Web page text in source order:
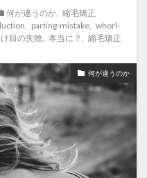
何が違うのか, 縮毛矯正
parting-mistake, whorl-
目の失敗 本当に？
縮毛矯正
何が違うのか
family-bonds
straightening-fail
で美容室探し
hair-follicle-shift
fail
bonds
individual-care
point
kids-straightening
salon-risks